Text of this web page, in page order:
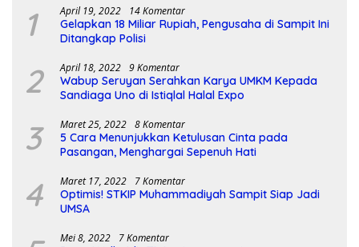
1 April 19, 2022 14 Komentar
Gelapkan 18 Miliar Rupiah, Pengusaha di Sampit Ini
Ditangkap Polisi
2 April 18, 2022 9 Komentar
Wabup Seruyan Serahkan Karya UMKM Kepada
Sandiaga Uno di Istiqlal Halal Expo
3 Maret 25, 2022 8 Komentar
5 Cara Menunjukkan Ketulusan Cinta pada
Pasangan, Menghargai Sepenuh Hati
4 Maret 17, 2022 7 Komentar
Optimis! STKIP Muhammadiyah Sampit Siap Jadi
UMSA
Mei 8, 2022 7 Komentar